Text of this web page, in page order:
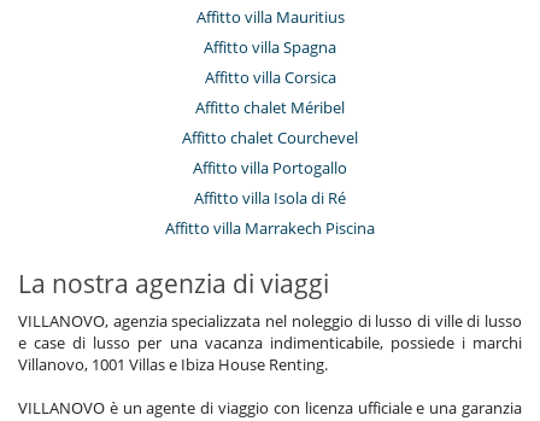
Affitto villa Mauritius
Affitto villa Spagna
Affitto villa Corsica
Affitto chalet Méribel
Affitto chalet Courchevel
Affitto villa Portogallo
Affitto villa Isola di Ré
Affitto villa Marrakech Piscina
La nostra agenzia di viaggi
VILLANOVO, agenzia specializzata nel noleggio di lusso di ville di lusso
e case di lusso per una vacanza indimenticabile, possiede i marchi
Villanovo, 1001 Villas e Ibiza House Renting.
VILLANOVO è un agente di viaggio con licenza ufficiale e una garanzia